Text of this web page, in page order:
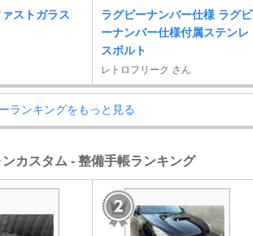
ストガラス
ラグビーナンバー仕様 ラグビ
ーナンバー仕様付属ステンレ
スボルト
レトロフリーク さん
ランキングをもっと見る
カスタム - 整備手帳ランキング